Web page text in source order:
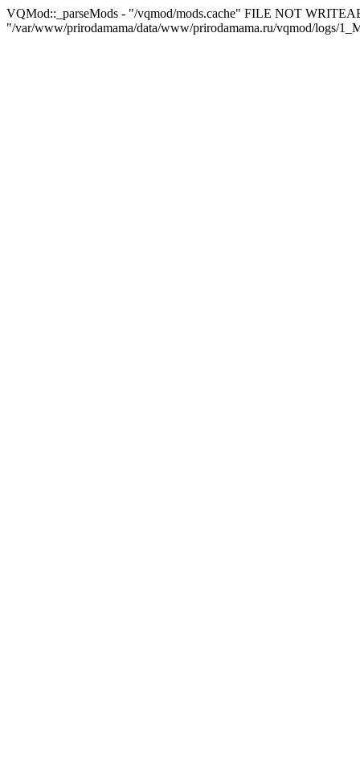
VQMod::_parseMods - "/vqmod/mods.cache" FILE NOT
"/var/www/prirodamama/data/www/prirodamama.ru/vqmod/logs/